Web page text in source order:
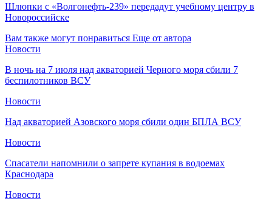
Шлюпки с «Волгонефть-239» передадут учебному центру в
Новороссийске
Вам также могут понравиться Еще от автора
Новости
В ночь на 7 июля над акваторией Черного моря сбили 7
беспилотников ВСУ
Новости
Над акваторией Азовского моря сбили один БПЛА ВСУ
Новости
Спасатели напомнили о запрете купания в водоемах
Краснодара
Новости